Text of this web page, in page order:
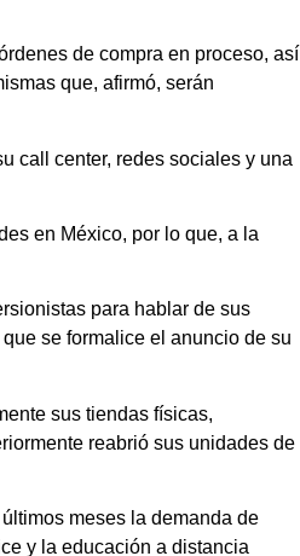
de compra en proceso, así
que, afirmó, serán
call center, redes sociales y una
en México, por lo que, a la
para hablar de sus
se formalice el anuncio de su
sus tiendas físicas,
reabrió sus unidades de
meses la demanda de
y la educación a distancia